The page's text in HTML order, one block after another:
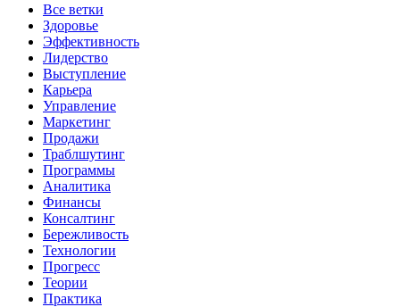
Все ветки
Здоровье
Эффективность
Лидерство
Выступление
Карьера
Управление
Маркетинг
Продажи
Траблшутинг
Программы
Аналитика
Финансы
Консалтинг
Бережливость
Технологии
Прогресс
Теории
Практика